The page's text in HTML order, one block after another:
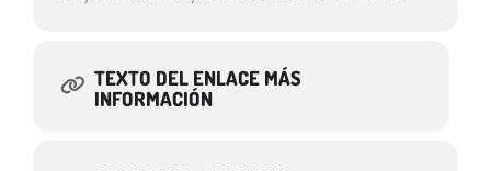
TEXTO DEL ENLACE MÁS
INFORMACIÓN